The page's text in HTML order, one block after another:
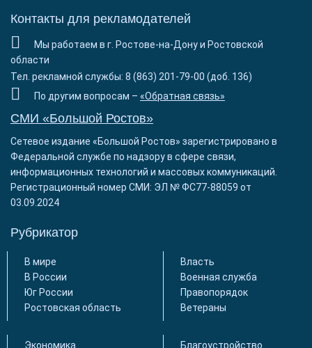
Контакты для рекламодателей
Мы работаем в г. Ростове-на-Дону и Ростовской
области
Тел. рекламной службы: 8 (863) 201-79-00 (доб. 136)
По другим вопросам – «Обратная связь»
СМИ «Большой Ростов»
Сетевое издание «Большой Ростов» зарегистрировано в
Федеральной службе по надзору в сфере связи,
информационных технологий и массовых коммуникаций.
Регистрационный номер СМИ: ЭЛ № ФС77-88059 от
03.09.2024
Рубрикатор
В мире
В России
Юг России
Ростовская область
Власть
Военная служба
Правопорядок
Ветераны
Экономика
Благоустройство